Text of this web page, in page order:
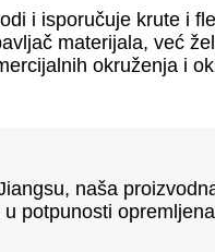
i isporučuje krute i
materijala, već
okruženja i
naša
potpunosti